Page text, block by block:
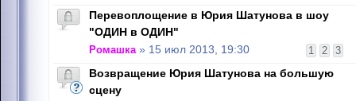
Перевоплощение в Юрия Шатунова в шоу
"ОДИН в ОДИН"
1 2 3
Ромашка» 15 июл 2013, 19:30
Возвращение Юрия Шатунова на большую
сцену